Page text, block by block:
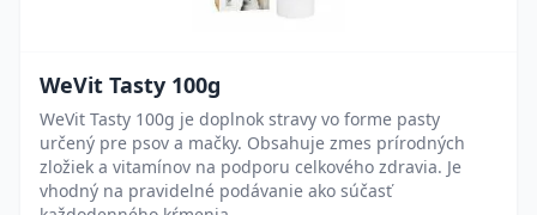
WeVit Tasty 100g
WeVit Tasty 100g je doplnok stravy vo forme pasty
určený pre psov a mačky. Obsahuje zmes prírodných
zložiek a vitamínov na podporu celkového zdravia. Je
vhodný na pravidelné podávanie ako súčasť